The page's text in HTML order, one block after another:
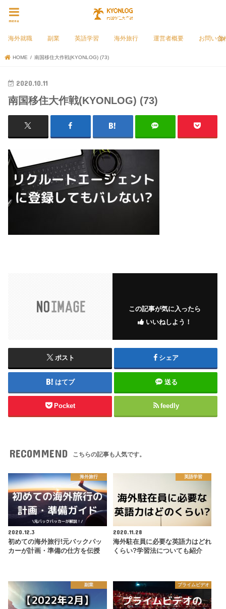
menu
海外就職 副業 英語学習 海外旅行 運営者概要 お問い合
HOME 南国移住大作戦(KYONLOG) (73)
2020.10.11
南国移住大作戦(KYONLOG) (73)
この記事が気に入ったら
いいねしよう！
ポスト シェア
はてブ 送る
Pocket feedly
RECOMMEND こちらの記事も人気です。
海外旅行
2020.12.3
初めての海外旅行!元バックパッ
カーが計画・準備の仕方を伝授
英語学習
2020.11.28
海外駐在員に必要な英語力はどれ
くらい?学習法についても紹介
副業 プライムビデオ